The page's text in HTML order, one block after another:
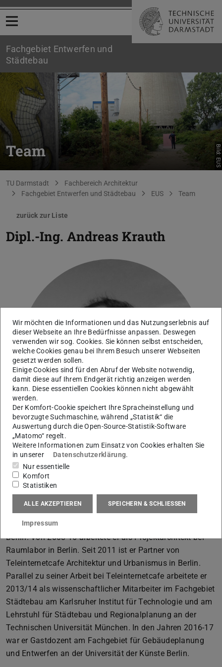
Menü öffnen
Fachgebiet Entwerfen und
Städtebau
Team Bild: EUS
Sie befinden sich hier:
TU Darmstadt
Fachbereich Architektur
Fachgebiet Entwerfen und Städtebau
EUS Team
zurück zur Liste
Dipl.-Ing. Andreas Krauth
Kontakt
Andreas Krauth studierte Architektur an der Technischen
Universität München und der Universität der Künste
Berlin. Von 2008-16 arbeitete er als Projektarchitekt bei
Raumlabor in Berlin. Seit 2011 ist er Partner von
Teleinternetcafe Architektur und Urbanismus in Berlin.
Parallel zu seiner Arbeit bei Teleinternetcafe arbeitete er
2013/14 als wissenschaftlicher Mitarbeiter im Fachgebiet
Städtebau am Karlsruher Institut für Technologie und am
Lehrstuhl für Städtebau und Regionalplanung an der
Technischen Universität München. In den Jahren 2016-17
war er Gastdozent am Fachgebiet für Gebäudeplanung
und Entwerfen an der Universität der Künste Berlin.
Wir möchten die Informationen und das Nutzungserlebnis auf
dieser Webseite an Ihre Bedürfnisse anpassen. Deswegen
verwenden wir sog. Cookies. Sie können selbst entscheiden,
welche Cookies genau bei Ihrem Besuch unserer Webseiten
gesetzt werden sollen.
Einige Cookies sind für den Abruf der Website notwendig,
damit diese auf Ihrem Endgerät richtig anzeigen werden
kann. Diese essentiellen Cookies können nicht abgewählt
werden.
Der Komfort-Cookie speichert Ihre Spracheinstellung und
bevorzugte Suchmaschine, während „Statistik“ die
Auswertung durch die Open-Source-Statistik-Software
„Matomo“ regelt.
Weitere Informationen zum Einsatz von Cookies erhalten Sie
in unserer
Datenschutzerklärung.
Nur essentielle
Komfort
Statistiken
ALLE AKZEPTIEREN SPEICHERN & SCHLIESSEN
Impressum